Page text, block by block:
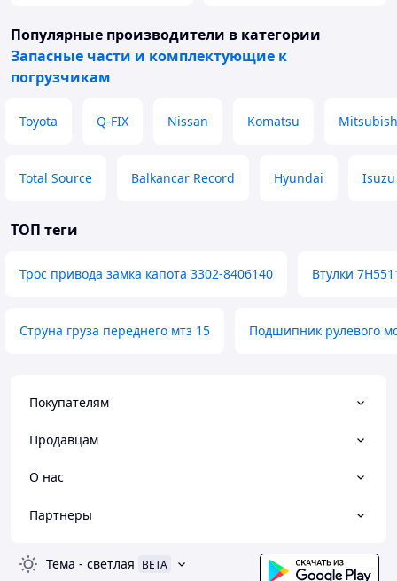
Популярные производители в категории
Запасные части и комплектующие к
погрузчикам
Toyota Q-FIX Nissan Komatsu
Total Source Balkancar Record Hyundai Isuzu
ТОП теги
Трос привода замка капота 3302-8406140 Втулки
Струна груза переднего мтз 15 Подшипник рулевого
Покупателям
Продавцам
О нас
Партнеры
Тема - светлая BETA